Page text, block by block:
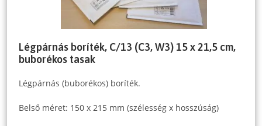
Légpárnás boríték, C/13 (C3, W3) 15 x 21,5 cm,
buborékos tasak
Légpárnás (buborékos) boríték.
Belső méret: 150 x 215 mm (szélesség x hosszúság)